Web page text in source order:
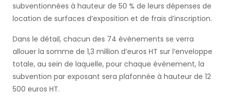
subventionnées à hauteur de 50 % de leurs dépenses de
location de surfaces d’exposition et de frais d’inscription.
Dans le détail, chacun des 74 évènements se verra
allouer la somme de 1,3 million d’euros HT sur l’enveloppe
totale, au sein de laquelle, pour chaque évènement, la
subvention par exposant sera plafonnée à hauteur de 12
500 euros HT.